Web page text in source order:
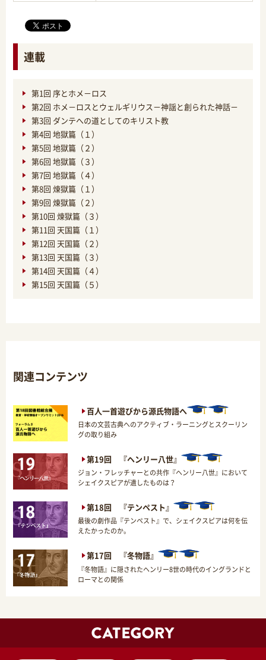
連載
第1回 序とホメ－ロス
第2回 ホメ－ロスとウェルギリウス－神謡と創られた神話－
第3回 ダンテへの道としてのキリスト教
第4回 地獄篇（１）
第5回 地獄篇（２）
第6回 地獄篇（３）
第7回 地獄篇（４）
第8回 煉獄篇（１）
第9回 煉獄篇（２）
第10回 煉獄篇（３）
第11回 天国篇（１）
第12回 天国篇（２）
第13回 天国篇（３）
第14回 天国篇（４）
第15回 天国篇（５）
関連コンテンツ
百人一首遊びから源氏物語へ
日本の文芸古典へのアクティブ・ラーニングとスクーリン
グの取り組み
第19回 『ヘンリー八世』
ジョン・フレッチャーとの共作『ヘンリー八世』において
シェイクスピアが遺したものは？
第18回 『テンペスト』
最後の劇作品『テンペスト』で、シェイクスピアは何を伝
えたかったのか。
第17回 『冬物語』
『冬物語』に隠されたヘンリー8世の時代のイングランドと
ローマとの関係